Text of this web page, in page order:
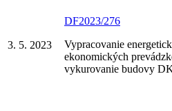
3. 5. 2023
DF2023/276
Vypracovanie
ekonomických
vykurovanie budovy